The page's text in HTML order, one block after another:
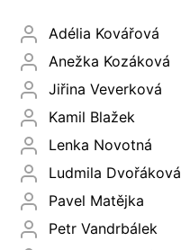
Adélia Kovářová
Anežka Kozáková
Jiřina Veverková
Kamil Blažek
Lenka Novotná
Ludmila Dvořáková
Pavel Matějka
Petr Vandrbálek